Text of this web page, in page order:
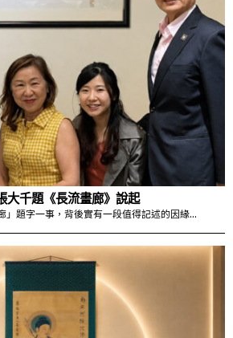
千題《長流畫廊》說起
」題字一事，背後實有一段值得記述的因緣…